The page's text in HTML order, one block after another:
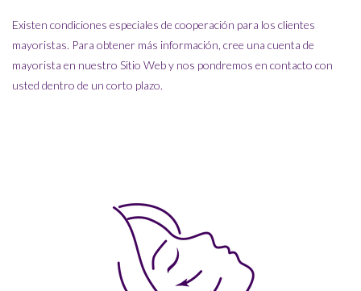
Existen condiciones especiales de cooperación para los clientes
mayoristas. Para obtener más información, cree una cuenta de
mayorista en nuestro Sitio Web y nos pondremos en contacto con
usted dentro de un corto plazo.